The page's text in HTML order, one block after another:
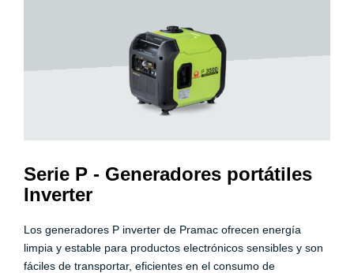
Serie P - Generadores portátiles
Inverter
Los generadores P inverter de Pramac ofrecen energía
limpia y estable para productos electrónicos sensibles y son
fáciles de transportar, eficientes en el consumo de